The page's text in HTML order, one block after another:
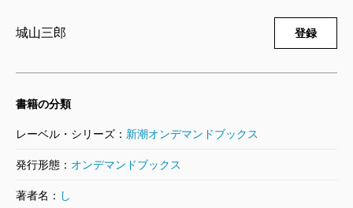
城山三郎 登録
書籍の分類
レーベル・シリーズ： 新潮オンデマンドブックス
発行形態： オンデマンドブックス
著者名： し